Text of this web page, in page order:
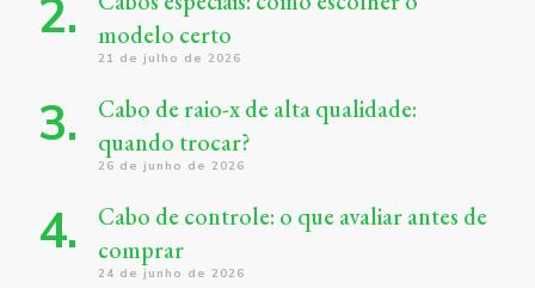
modelo certo
21 de julho de 2026
Cabo de raio-x de alta qualidade:
quando trocar?
26 de junho de 2026
Cabo de controle: o que avaliar antes de
comprar
24 de junho de 2026